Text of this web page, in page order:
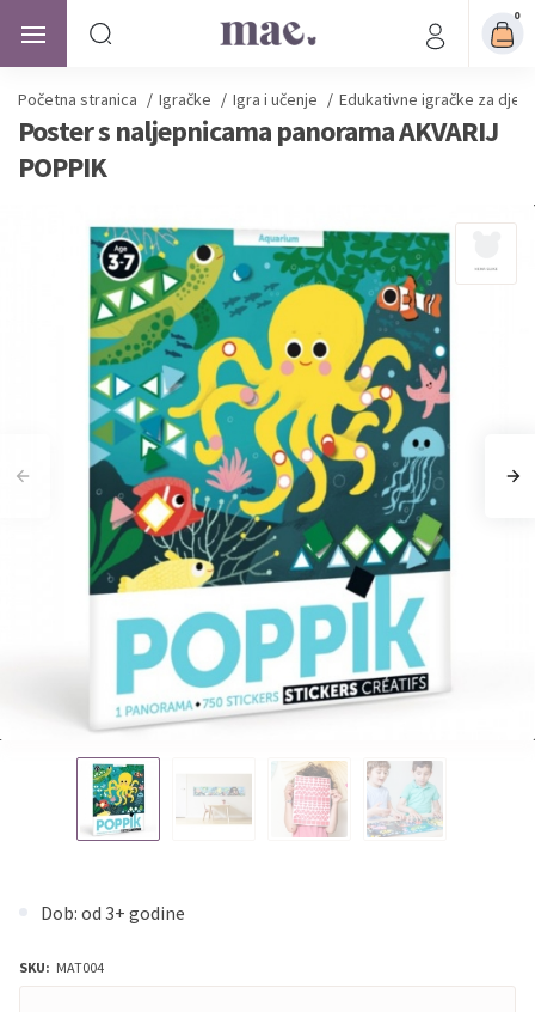
0
Početna stranica / Igračke / Igra i učenje / Edukativne igračke za
Poster s naljepnicama panorama AKVARIJ
POPPIK
Dob: od 3+ godine
SKU: MAT004